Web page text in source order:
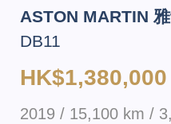
ASTON MARTIN
DB11
HK$1,380,000
2019 / 15,100 km /